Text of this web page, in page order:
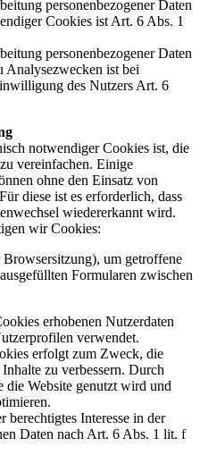
personenbezogener Daten
Cookies ist Art. 6 Abs. 1
personenbezogener Daten
Analysezwecken ist bei
des Nutzers Art. 6
notwendiger Cookies ist, die
vereinfachen. Einige
ohne den Einsatz von
diese ist es erforderlich, dass
wiedererkannt wird.
wir Cookies:
um getroffene
Formularen zwischen
erhobenen Nutzerdaten
verwendet.
erfolgt zum Zweck, die
zu verbessern. Durch
Website genutzt wird und
berechtigtes Interesse in der
Daten nach Art. 6 Abs. 1 lit. f